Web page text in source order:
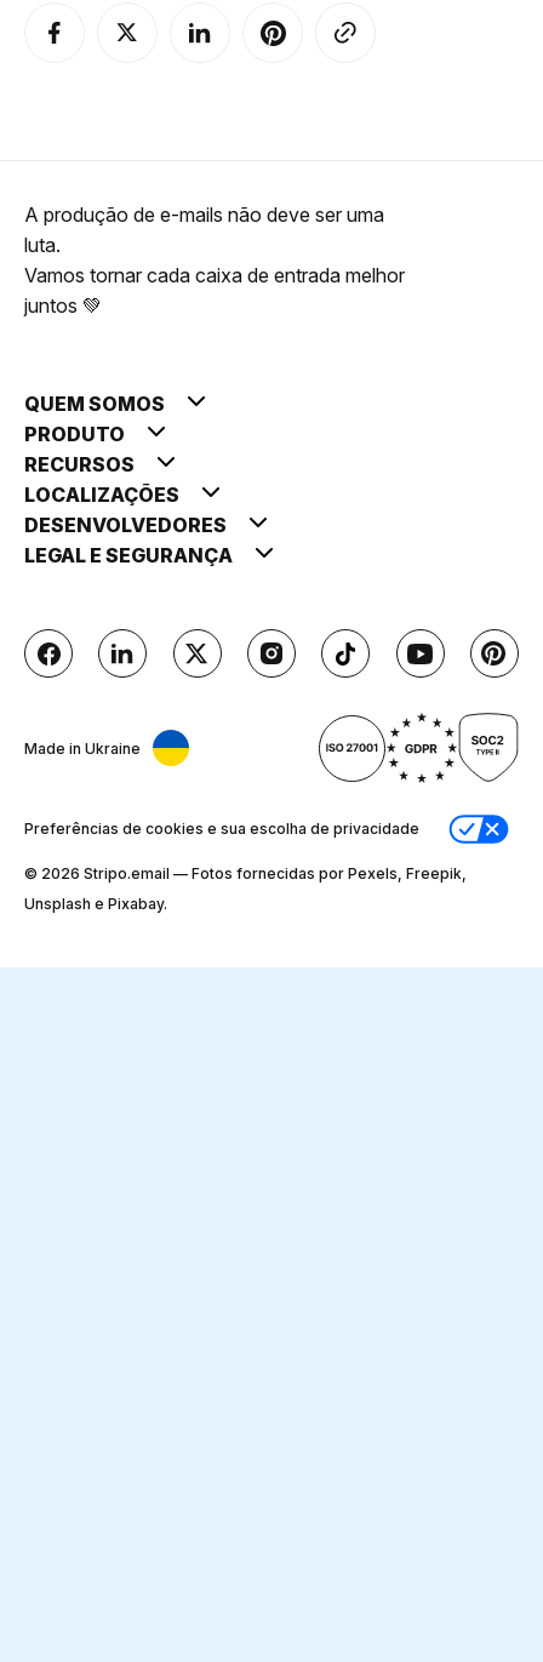
A produção de e-mails não deve ser uma
luta.
Vamos tornar cada caixa de entrada melhor
juntos 💚
QUEM SOMOS
PRODUTO
RECURSOS
LOCALIZAÇÕES
DESENVOLVEDORES
LEGAL E SEGURANÇA
Made in Ukraine
Preferências de cookies e sua escolha de privacidade
© 2026 Stripо.email — Fotos fornecidas por Pexels, Freepik,
Unsplash e Pixabay.